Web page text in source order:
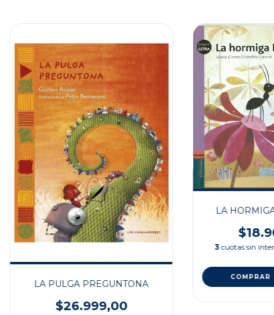
LA PULGA PREGUNTONA
$26.999,00
LA
3 cuotas sin